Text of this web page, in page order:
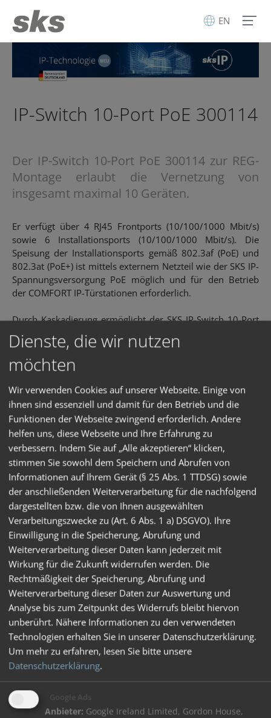
EN
IP-Switch 10-Port PoE 300114
Der IP-Switch 10-Port PoE 300114 zur REG-
Montage erlaubt die Vernetzung von
insgesamt maximal 10 Geräten.
Er verfügt über 4 RJ45 Frontports (10/100/1000 Mbit/s)
sowie 6 Installationsports (10/100/1000 Mbit/s). Die
Speisung der Installationsports gemäß 802.3af (PoE) und
802.3at (PoE+) ist mittels externem Netzteil wie der SKS IP-
Spannungsversorgung PoE möglich und für den Betrieb
der COMFORT IP-Türstationen erforderlich.
Durch Kaskadierung ermöglicht der SKS IP-Switch 10-Port
PoE den Aufbau komplexer Verteilungen und
Netzwerktopologien sowie die Einbindung von SKS BUS
Segmenten oder weiteren SKS IP-Produkten.
Integriertes Netzteil, 100 bis 240 V/50 bis 60 Hz
Abziehbare Steckklemme bis 2,5 mm2 (230 V)
Separater Spannungseingang für PoE/PoE+ (48 V/52 V
Spannungsversorgung je nach Leistungsbedarf)
6 PoE/PoE+ Ports für Festanschluss
(Schraub-/Steckklemme, 9-polig)
LEDs für Betriebsfunktionen
VLAN Support gemäß IEEE 802.3q
Multicastfähig
Temperaturbereich: 0 ° C bis +45 ° C
Schutzart IP20
Maße: 90 x 108 x 67 mm
ohne Anschlussklemmen (8TE)
Dienste, die wir nutzen
möchten
Wir verwenden Cookies auf unserer Webseite. Einige von
ihnen sind essenziell und damit für den Betrieb und die
Funktionen der Webseite zwingend erforderlich. Andere
helfen uns, diese Webseite und Ihre Erfahrung zu
verbessern. Indem Sie auf „Alle akzeptieren“ klicken,
stimmen Sie sowohl dem Speichern und Abrufen von
Informationen auf Ihrem Gerät (§ 25 Abs. 1 TTDSG) sowie
der anschließenden Weiterverarbeitung für die nachfolgend
dargestellten bzw. die von Ihnen ausgewählten
Verarbeitungszwecke zu (Art. 6 Abs. 1 a) DSGVO). Ihre
Einwilligung in die Speicherung, Abrufung und
Weiterverarbeitung dieser Daten kann jederzeit mit
Wirkung für die Zukunft widerrufen werden. Die
Rechtmäßigkeit der Speicherung, Abrufung und
Weiterverarbeitung dieser Daten zur Auswertung und
Analyse bis zum Zeitpunkt des Widerrufs bleibt hiervon
unberührt. Nähere Informationen zu den verwendeten
Technologien erhalten Sie in unserer Datenschutzerklärung.
Um mehr zu erfahren, lesen Sie bitte unsere
Datenschutzerklärung.
Google Ads
Anbieter: Google Ireland Limited, Gordon House,